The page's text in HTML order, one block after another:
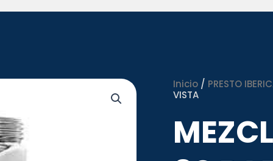
Inicio / PRESTO
VISTA